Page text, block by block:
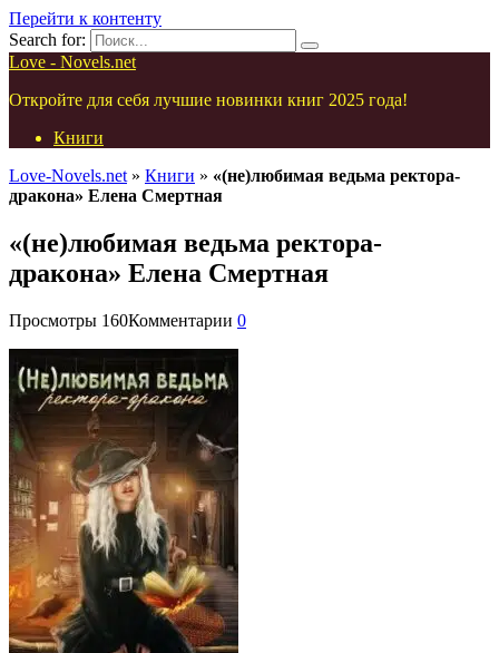
Перейти к контенту
Search for:
Love - Novels.net
Откройте для себя лучшие новинки книг 2025 года!
Книги
Love-Novels.net » Книги » «(не)любимая ведьма ректора-
дракона» Елена Смертная
«(не)любимая ведьма ректора-
дракона» Елена Смертная
Просмотры 160Комментарии 0